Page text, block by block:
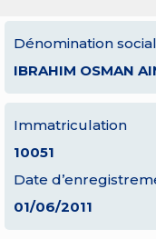
Dénomination
IBRAHIM OSMAN
Immatriculation
10051
Date
01/06/2011